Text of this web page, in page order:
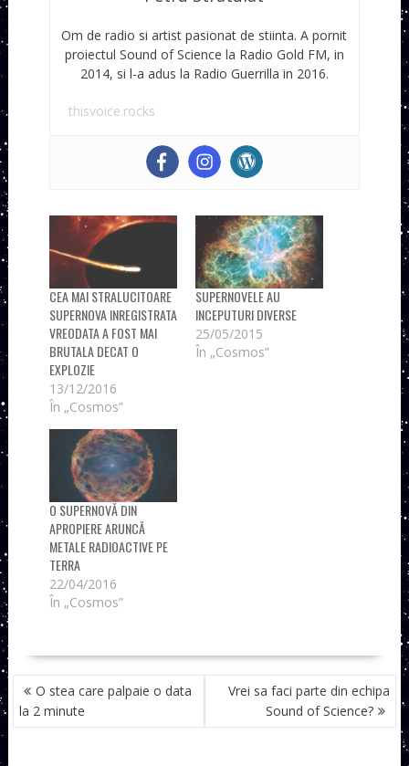
Om de radio si artist pasionat de stiinta. A pornit
proiectul Sound of Science la Radio Gold FM, in
2014, si l-a adus la Radio Guerrilla in 2016.
thisvoice.rocks
CEA MAI STRALUCITOARE
SUPERNOVA INREGISTRATA
VREODATA A FOST MAI
BRUTALA DECAT O
EXPLOZIE
13/12/2016
În „Cosmos”
SUPERNOVELE AU
INCEPUTURI DIVERSE
25/05/2015
În „Cosmos”
O SUPERNOVĂ DIN
APROPIERE ARUNCĂ
METALE RADIOACTIVE PE
TERRA
22/04/2016
În „Cosmos”
NAVIGARE
ÎN
ARTICOLE
O stea care palpaie o data
la 2 minute
Vrei sa faci parte din echipa
Sound of Science?